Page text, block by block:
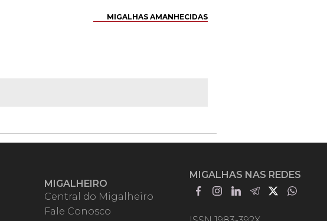
MIGALHAS AMANHECIDAS
MIGALHEIRO
Central do Migalheiro
Fale Conosco
MIGALHAS NAS REDES